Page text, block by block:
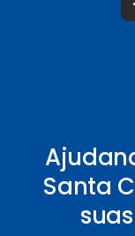
Santa